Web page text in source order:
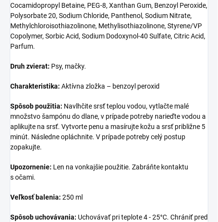
Cocamidopropyl Betaine, PEG-8, Xanthan Gum, Benzoyl Peroxide,
Polysorbate 20, Sodium Chloride, Panthenol, Sodium Nitrate,
Methylchloroisothiazolinone, Methylisothiazolinone, Styrene/VP
Copolymer, Sorbic Acid, Sodium Dodoxynol-40 Sulfate, Citric Acid,
Parfum.
Druh zvierat: Psy, mačky.
Charakteristika: Aktívna zložka – benzoyl peroxid
Spôsob použitia: Navlhčite srsť teplou vodou, vytlačte malé
množstvo šampónu do dlane, v prípade potreby narieďte vodou a
aplikujte na srsť. Vytvorte penu a masírujte kožu a srsť približne 5
minút. Následne opláchnite. V prípade potreby celý postup
zopakujte.
Upozornenie: Len na vonkajšie použitie. Zabráňte kontaktu
s očami.
Veľkosť balenia: 250 ml
Spôsob uchovávania: Uchovávať pri teplote4 - 25°C. Chrániť pred